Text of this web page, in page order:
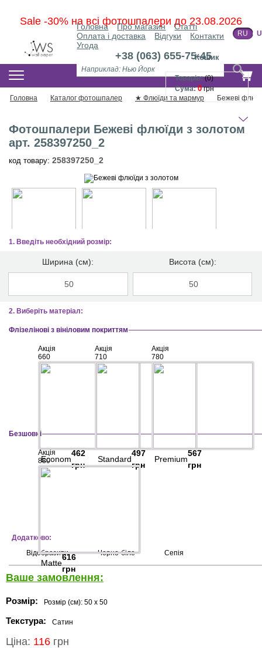
Sale -30% на всі фотошпалери до 23.08.2026
Головна Про магазин
Статті
Оплата і доставка
Відгуки
Контакти
Угода
RU
+38 (063) 655-75-45
Кошик
Товарів:(0)
Сума: 0грн
КАТАЛОГ ФОТОШПАЛЕР
Головна Каталог фотошпалер ★ Флюїди та мармур Бежеві
Фотошпалери Бежеві флюїди з золотом
арт. 258397250_2
код товару: 258397250_2
1. Введіть необхідний розмір:
Ширина (см): Висота (см):
2. Виберіть матеріал:
Флізелінові з вініловим покриттям
Акція
660
Econom
462
грн
Акція
710
Standard
497
грн
Акція
780
Premium
567
грн
Безшовні
Акція
880
Matte
616
грн
Додатково:
Відобразити
Чорно-біле Сепія
Ваше замовлення:
Розмір: Розмір (см): 50 x 50
Текстура: Сатин
Ціна: 116 грн